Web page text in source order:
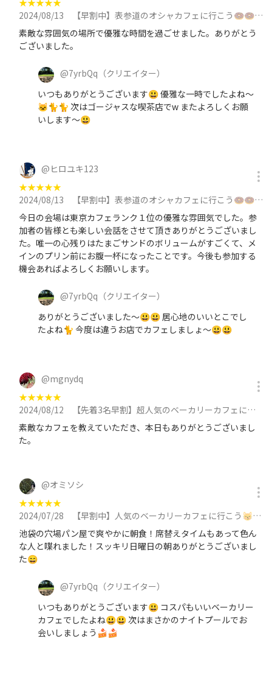
★★★★★
2024/08/13
【早割中】表参道のオシャカフェに行こう🍩🍩🍩に参加
素敵な雰囲気の場所で優雅な時間を過ごせました。ありがとう
ございました。
@7yrbQq （クリエイター）
いつもありがとうございます😃 優雅な一時でしたよね～
🐱🐈🐈 次はゴージャスな喫茶店でw またよろしくお願
いします～😃
@ ヒロユキ123
★★★★★
2024/08/13
【早割中】表参道のオシャカフェに行こう🍩🍩🍩に参加
今日の会場は東京カフェランク１位の優雅な雰囲気でした。参
加者の皆様とも楽しい会話をさせて頂きありがとうございまし
た。唯一の心残りはたまごサンドのボリュームがすごくて、メ
インのプリン前にお腹一杯になったことです。今後も参加する
機会あればよろしくお願いします。
@7yrbQq （クリエイター）
ありがとうございました～😃😃 居心地のいいとこでし
たよね🐈 今度は違うお店でカフェしましょ～😃😃
@mgnydq
★★★★★
2024/08/12
【先着3名早割】超人気のベーカリーカフェに行こう🌈🌈に参加
素敵なカフェを教えていただき、本日もありがとうございまし
た。
@オミソシ
★★★★★
2024/07/28
【早割中】人気のベーカリーカフェに行こう😽😽😽😽に参加
池袋の穴場パン屋で爽やかに朝食！席替えタイムもあって色ん
な人と喋れました！スッキリ日曜日の朝ありがとうございまし
た😄
@7yrbQq （クリエイター）
いつもありがとうございます😃 コスパもいいベーカリー
カフェでしたよね😃😃 次はまさかのナイトプールでお
会いしましょう🍰🍰